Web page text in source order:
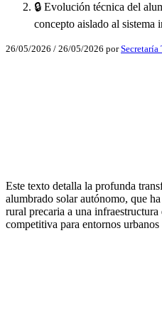
🔒​ Evolución técnica del
concepto aislado al sistema
26/05/2026 / 26/05/2026 porSecretaría
WhatsApp
Este texto detalla la profunda
alumbrado solar autónomo, que
rural precaria a una
competitiva para entornos urbanos